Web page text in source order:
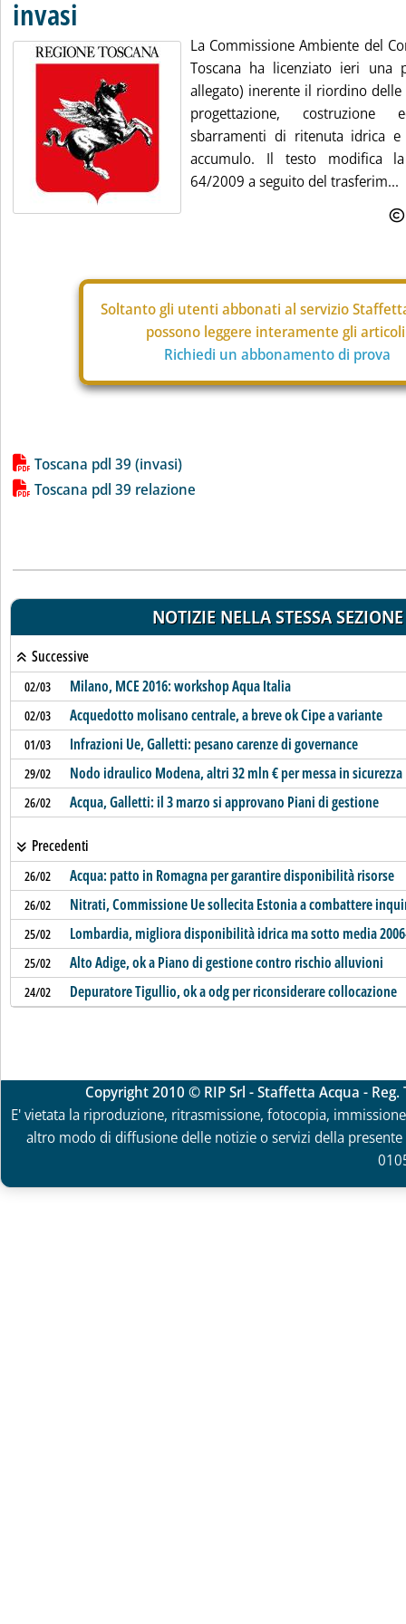
invasi
La Commissione Ambiente del
Toscana ha licenziato ieri una
allegato) inerente il riordino
progettazione,
sbarramenti di ritenuta idrica
accumulo. Il testo modifica
64/2009 a seguito del trasferim...
Soltanto gli utenti abbonati al servizio
possono leggere interamente gli
Richiedi un abbonamento di prova
Lista allegati PDF alla notizia
Toscana pdl 39 (invasi)
Toscana pdl 39 relazione
NOTIZIE NELLA STESSA SEZIONE
Successive
02/03 Milano, MCE 2016: workshop Aqua Italia
02/03 Acquedotto molisano centrale, a breve ok Cipe a variante
01/03 Infrazioni Ue, Galletti: pesano carenze di governance
29/02 Nodo idraulico Modena, altri 32 mln € per messa in sicurezza
26/02 Acqua, Galletti: il 3 marzo si approvano Piani di gestione
Precedenti
26/02 Acqua: patto in Romagna per garantire disponibilità risorse
26/02 Nitrati, Commissione Ue sollecita Estonia a combattere
25/02 Lombardia, migliora disponibilità idrica ma sotto media
25/02 Alto Adige, ok a Piano di gestione contro rischio alluvioni
24/02 Depuratore Tigullio, ok a odg per riconsiderare collocazione
Copyright 2010 © RIP Srl - Staffetta Acqua -
E' vietata la riproduzione, ritrasmissione, fotocopia,
altro modo di diffusione delle notizie o servizi della